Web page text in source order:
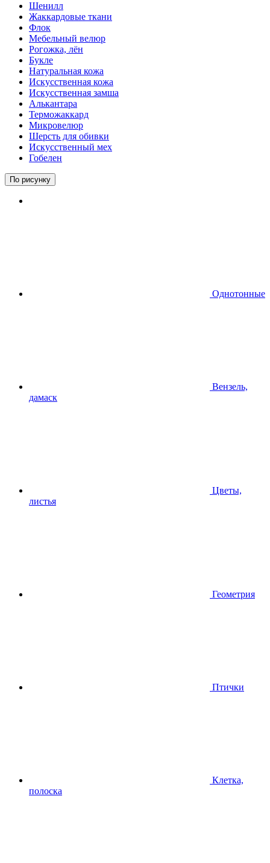
Шенилл
Жаккардовые ткани
Флок
Мебельный велюр
Рогожка, лён
Букле
Натуральная кожа
Искусственная кожа
Искусственная замша
Алькантара
Терможаккард
Микровелюр
Шерсть для обивки
Искусственный мех
Гобелен
По рисунку
Однотонные
Вензель,
дамаск
Цветы,
листья
Геометрия
Птички
Клетка,
полоска